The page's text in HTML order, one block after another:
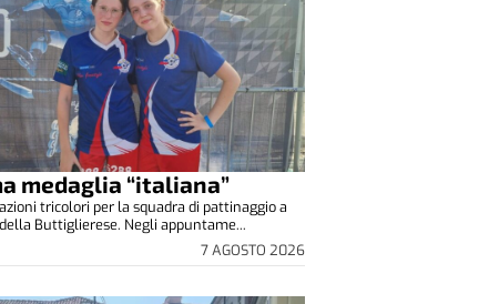
medaglia “italiana”
7 AGOSTO 2026
tricolori per la squadra di pattinaggio a
Buttiglierese. Negli appuntame...